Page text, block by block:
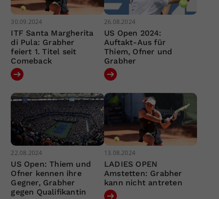
30.09.2024
ITF Santa Margherita
di Pula: Grabher
feiert 1. Titel seit
Comeback
26.08.2024
US Open 2024:
Auftakt-Aus für
Thiem, Ofner und
Grabher
22.08.2024
US Open: Thiem und
Ofner kennen ihre
Gegner, Grabher
gegen Qualifikantin
13.08.2024
LADIES OPEN
Amstetten: Grabher
kann nicht antreten